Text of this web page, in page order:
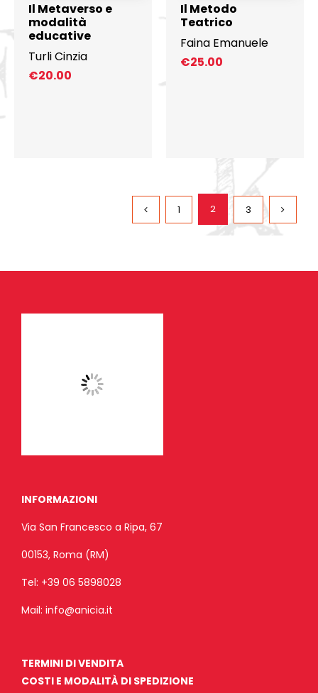
Il Metaverso e
modalità
educative
Turli Cinzia
€20.00
Il Metodo
Teatrico
Faina Emanuele
€25.00
1 2 3
INFORMAZIONI
Via San Francesco a Ripa, 67
00153, Roma (RM)
Tel: +39 06 5898028
Mail: info@anicia.it
TERMINI DI VENDITA
COSTI E MODALITÀ DI SPEDIZIONE